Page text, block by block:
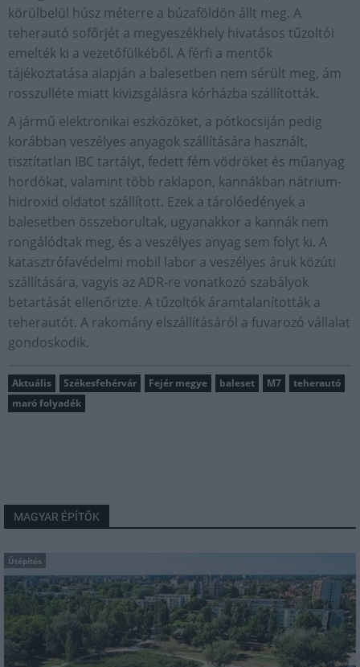
körülbelül húsz méterre a búzaföldön állt meg. A
teherautó sofőrjét a megyeszékhely hivatásos tűzoltói
emelték ki a vezetőfülkéből. A férfi a mentők
tájékoztatása alapján a balesetben nem sérült meg, ám
rosszulléte miatt kivizsgálásra kórházba szállították.
A jármű elektronikai eszközöket, a pótkocsiján pedig
korábban veszélyes anyagok szállítására használt,
tisztítatlan IBC tartályt, fedett fém vödröket és műanyag
hordókat, valamint több raklapon, kannákban nátrium-
hidroxid oldatot szállított. Ezek a tárolóedények a
balesetben összeborultak, ugyanakkor a kannák nem
rongálódtak meg, és a veszélyes anyag sem folyt ki. A
katasztrófavédelmi mobil labor a veszélyes áruk közúti
szállítására, vagyis az ADR-re vonatkozó szabályok
betartását ellenőrizte. A tűzoltók áramtalanították a
teherautót. A rakomány elszállításáról a fuvarozó vállalat
gondoskodik.
Aktuális Székesfehérvár Fejér megye baleset M7
teherautó
maró folyadék
MAGYAR ÉPÍTŐK
Útépítés